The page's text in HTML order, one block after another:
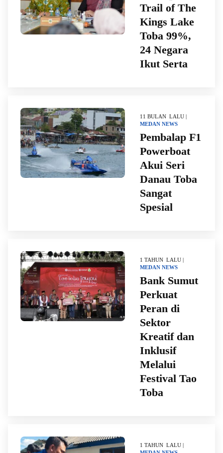
Trail of The
Kings Lake
Toba 99%,
24 Negara
Ikut Serta
11 BULAN LALU |
MEDAN NEWS
Pembalap F1
Powerboat
Akui Seri
Danau Toba
Sangat
Spesial
1 TAHUN LALU |
MEDAN NEWS
Bank Sumut
Perkuat
Peran di
Sektor
Kreatif dan
Inklusif
Melalui
Festival Tao
Toba
1 TAHUN LALU |